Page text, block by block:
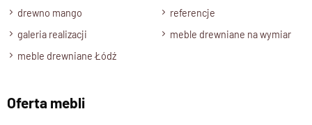
drewno mango
referencje
galeria realizacji
meble drewniane na wymiar
meble drewniane Łódź
Oferta mebli